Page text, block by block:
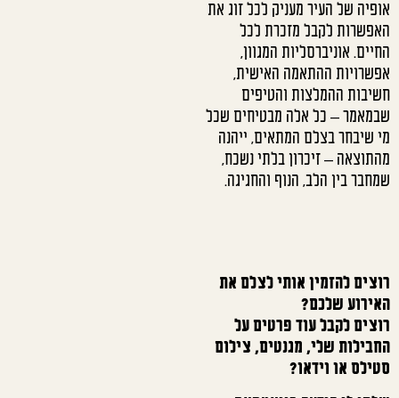
אופיה של העיר מעניק לכל זוג את
האפשרות לקבל מזכרת לכל
החיים. אוניברסליות המגוון,
אפשרויות ההתאמה האישית,
חשיבות ההמלצות והטיפים
שבמאמר – כל אלה מבטיחים שכל
מי שיבחר בצלם המתאים, ייהנה
מהתוצאה – זיכרון בלתי נשכח,
שמחבר בין הלב, הנוף והחגיגה.
רוצים להזמין אותי לצלם את
האירוע שלכם?
רוצים לקבל עוד פרטים על
החבילות שלי, מגנטים, צילום
סטילס או וידאו?